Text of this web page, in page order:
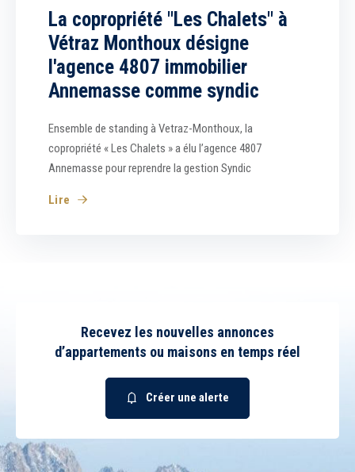
La copropriété "Les Chalets" à
Vétraz Monthoux désigne
l'agence 4807 immobilier
Annemasse comme syndic
Ensemble de standing à Vetraz-Monthoux, la
copropriété « Les Chalets » a élu l’agence 4807
Annemasse pour reprendre la gestion Syndic
Lire
Recevez les nouvelles annonces
d’appartements ou maisons en temps réel
Créer une alerte